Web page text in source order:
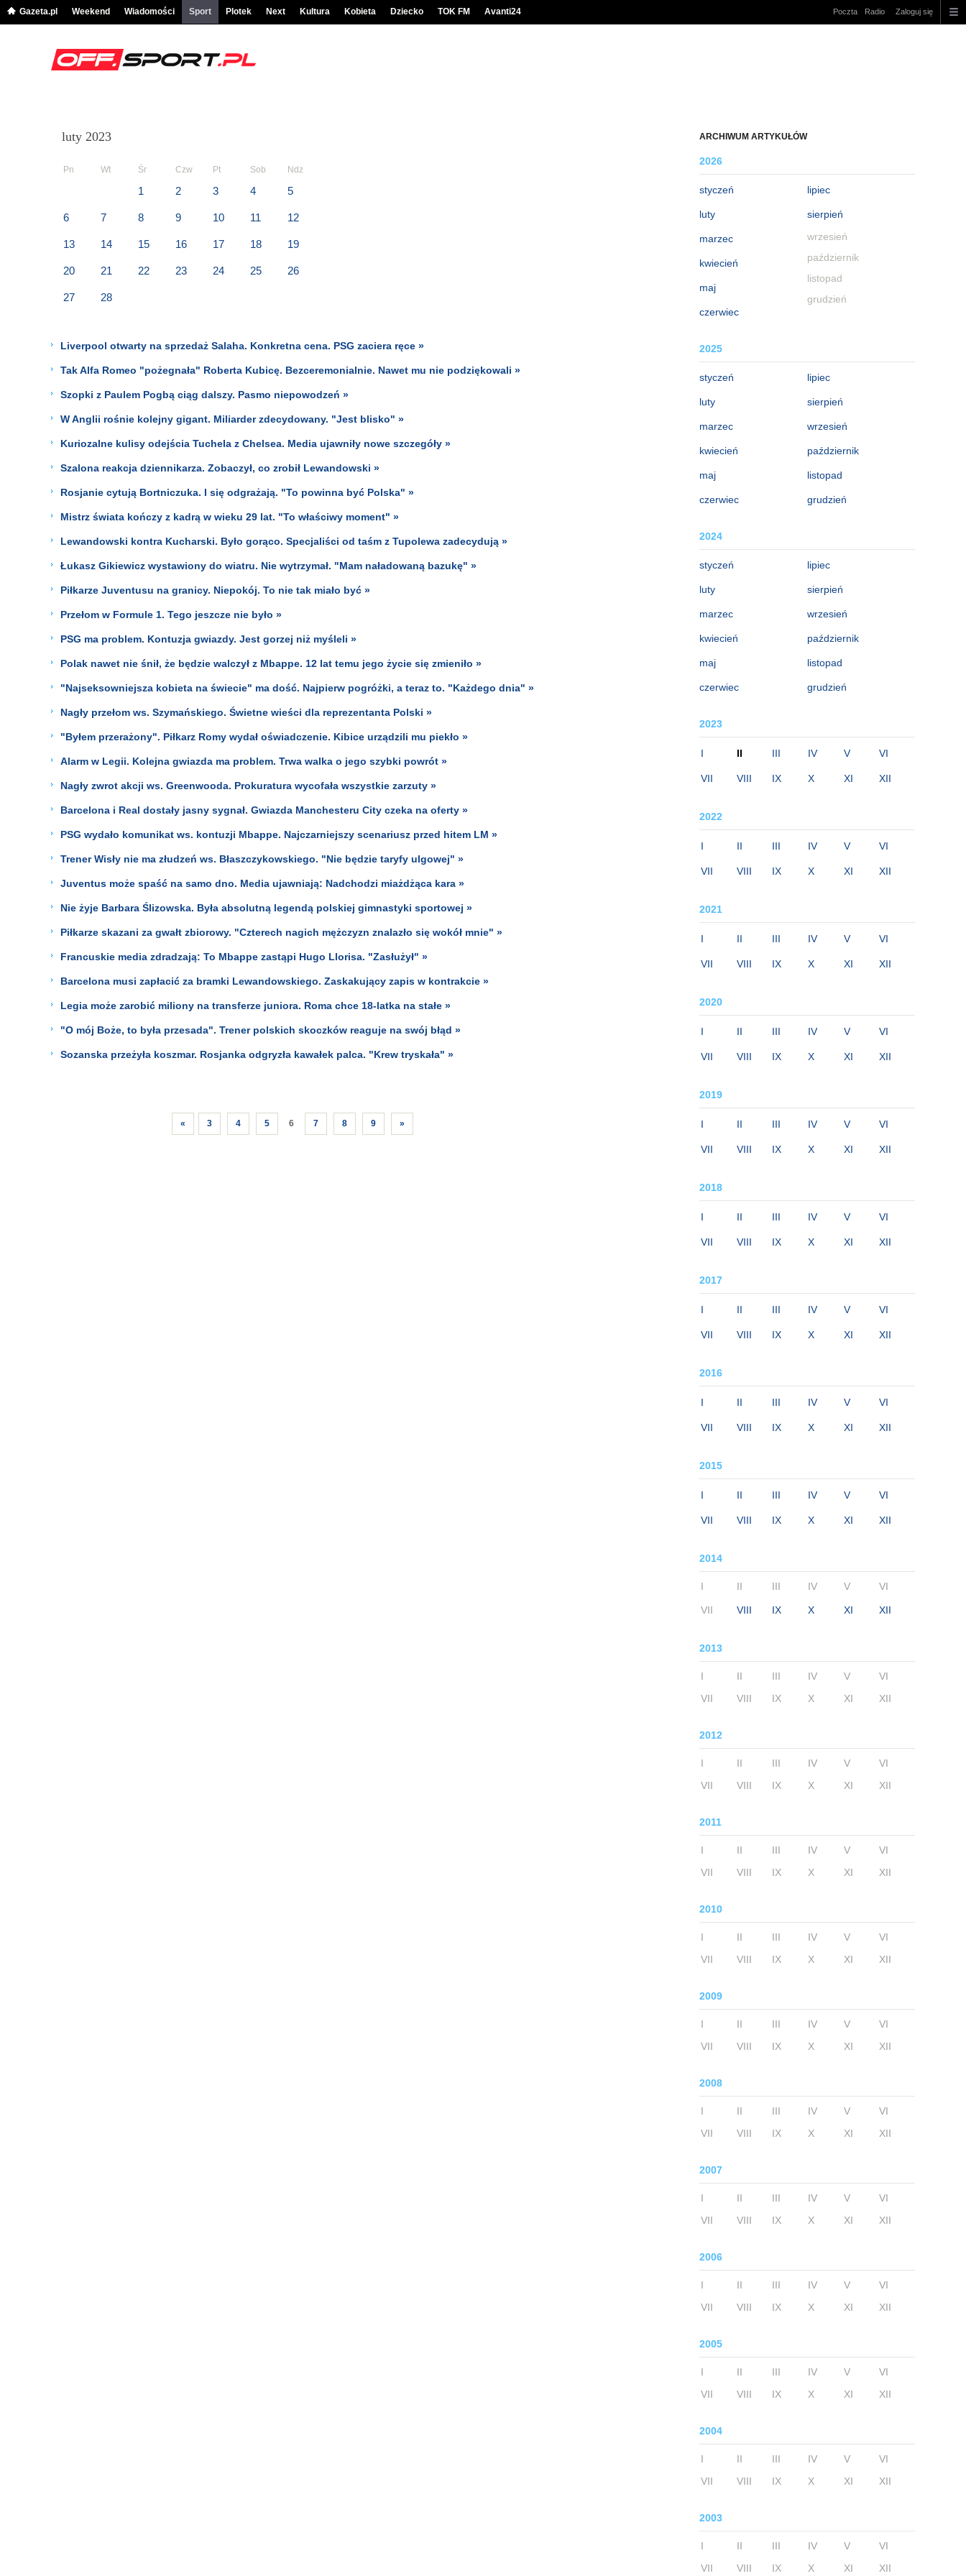
Gazeta.pl Weekend Wiadomości Sport Plotek Next Kultura Kobieta Dziecko TOK FM Avanti24 Poczta Radio Zaloguj się
ARCHIWUM ARTYKUŁÓW
2026
styczeń
luty
marzec
kwiecień
maj
czerwiec
lipiec
sierpień
wrzesień
październik
listopad
grudzień
2025
styczeń
luty
marzec
kwiecień
maj
czerwiec
lipiec
sierpień
wrzesień
październik
listopad
grudzień
2024
styczeń
luty
marzec
kwiecień
maj
czerwiec
lipiec
sierpień
wrzesień
październik
listopad
grudzień
2023
I II III IV V VI
VII VIII IX X XI XII
2022
I II III IV V VI
VII VIII IX X XI XII
2021
I II III IV V VI
VII VIII IX X XI XII
2020
I II III IV V VI
VII VIII IX X XI XII
2019
I II III IV V VI
VII VIII IX X XI XII
2018
I II III IV V VI
VII VIII IX X XI XII
2017
I II III IV V VI
VII VIII IX X XI XII
2016
I II III IV V VI
VII VIII IX X XI XII
2015
I II III IV V VI
VII VIII IX X XI XII
2014
I II III IV V VI
VII VIII IX X XI XII
2013
I II III IV V
VI
VII
VIII IX X XI XII
2012
I II III IV V
VI
VII
VIII IX X XI XII
2011
I II III IV V
VI
VII
VIII IX X XI XII
2010
I II III IV V
VI
VII
VIII IX X XI XII
2009
I II III IV V
VI
VII
VIII IX X XI XII
2008
I II III IV V
VI
VII
VIII IX X XI XII
2007
I II III IV V
VI
VII
VIII IX X XI XII
2006
I II III IV V
VI
VII
VIII IX X XI XII
2005
I II III IV V
VI
VII
VIII IX X XI XII
2004
I II III IV V
VI
VII
VIII IX X XI XII
2003
I II III IV V
VI
VII
VIII IX X XI XII
luty 2023
Pn Wt Śr Czw Pt Sob Ndz
1 2 3 4 5
6 7 8 9 10 11 12
13 14 15 16 17 18 19
20 21 22 23 24 25 26
27 28
Liverpool otwarty na sprzedaż Salaha. Konkretna cena. PSG zaciera ręce »
Tak Alfa Romeo "pożegnała" Roberta Kubicę. Bezceremonialnie. Nawet mu nie podziękowali »
Szopki z Paulem Pogbą ciąg dalszy. Pasmo niepowodzeń »
W Anglii rośnie kolejny gigant. Miliarder zdecydowany. "Jest blisko" »
Kuriozalne kulisy odejścia Tuchela z Chelsea. Media ujawniły nowe szczegóły »
Szalona reakcja dziennikarza. Zobaczył, co zrobił Lewandowski »
Rosjanie cytują Bortniczuka. I się odgrażają. "To powinna być Polska" »
Mistrz świata kończy z kadrą w wieku 29 lat. "To właściwy moment" »
Lewandowski kontra Kucharski. Było gorąco. Specjaliści od taśm z Tupolewa zadecydują »
Łukasz Gikiewicz wystawiony do wiatru. Nie wytrzymał. "Mam naładowaną bazukę" »
Piłkarze Juventusu na granicy. Niepokój. To nie tak miało być »
Przełom w Formule 1. Tego jeszcze nie było »
PSG ma problem. Kontuzja gwiazdy. Jest gorzej niż myśleli »
Polak nawet nie śnił, że będzie walczył z Mbappe. 12 lat temu jego życie się zmieniło »
"Najseksowniejsza kobieta na świecie" ma dość. Najpierw pogróżki, a teraz to. "Każdego dnia" »
Nagły przełom ws. Szymańskiego. Świetne wieści dla reprezentanta Polski »
"Byłem przerażony". Piłkarz Romy wydał oświadczenie. Kibice urządzili mu piekło »
Alarm w Legii. Kolejna gwiazda ma problem. Trwa walka o jego szybki powrót »
Nagły zwrot akcji ws. Greenwooda. Prokuratura wycofała wszystkie zarzuty »
Barcelona i Real dostały jasny sygnał. Gwiazda Manchesteru City czeka na oferty »
PSG wydało komunikat ws. kontuzji Mbappe. Najczarniejszy scenariusz przed hitem LM »
Trener Wisły nie ma złudzeń ws. Błaszczykowskiego. "Nie będzie taryfy ulgowej" »
Juventus może spaść na samo dno. Media ujawniają: Nadchodzi miażdżąca kara »
Nie żyje Barbara Ślizowska. Była absolutną legendą polskiej gimnastyki sportowej »
Piłkarze skazani za gwałt zbiorowy. "Czterech nagich mężczyzn znalazło się wokół mnie" »
Francuskie media zdradzają: To Mbappe zastąpi Hugo Llorisa. "Zasłużył" »
Barcelona musi zapłacić za bramki Lewandowskiego. Zaskakujący zapis w kontrakcie »
Legia może zarobić miliony na transferze juniora. Roma chce 18-latka na stałe »
"O mój Boże, to była przesada". Trener polskich skoczków reaguje na swój błąd »
Sozanska przeżyła koszmar. Rosjanka odgryzła kawałek palca. "Krew tryskała" »
« 3 4 5 6 7 8 9 »